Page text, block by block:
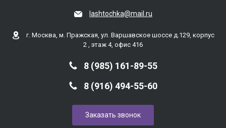
lashtochka@mail.ru
г. Москва, м. Пражская, ул. Варшавское шоссе д.129, корпус
2 , этаж 4, офис 416
8 (985) 161-89-55
8 (916) 494-55-60
Заказать звонок